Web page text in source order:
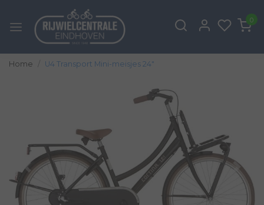
0
Home U4 Transport Mini-meisjes 24"
Vorige